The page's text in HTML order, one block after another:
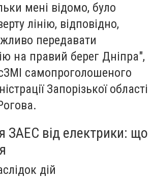
мені відомо, було
лінію, відповідно,
передавати
на правий берег Дніпра",
самопроголошеного
Запорізької області
ЗАЕС від електрики: що
дій